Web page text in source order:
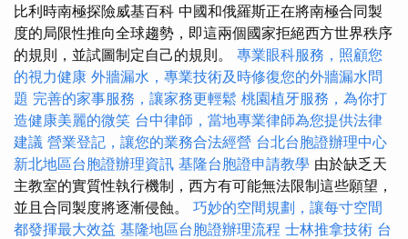
比利時南極探險威基百科 中國和俄羅斯正在將南極合同製
度的局限性推向全球趨勢，即這兩個國家拒絕西方世界秩序
的規則，並試圖制定自己的規則。 專業眼科服務，照顧您
的視力健康 外牆漏水，專業技術及時修復您的外牆漏水問
題 完善的家事服務，讓家務更輕鬆 桃園植牙服務，為你打
造健康美麗的微笑 台中律師，當地專業律師為您提供法律
建議 營業登記，讓您的業務合法經營 台北台胞證辦理中心
新北地區台胞證辦理資訊 基隆台胞證申請教學 由於缺乏天
主教室的實質性執行機制，西方有可能無法限制這些願望，
並且合同製度將逐漸侵蝕。 巧妙的空間規劃，讓每寸空間
都發揮最大效益 基隆地區台胞證辦理流程 士林推拿技術 台